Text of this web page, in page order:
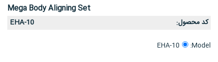
Mega Body Aligning Set
کد محصول:
EHA-10
Model:
EHA-10